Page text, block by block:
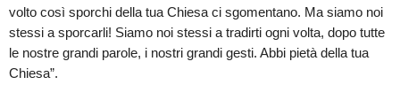
volto così sporchi della tua Chiesa ci sgomentano. Ma siamo noi
stessi a sporcarli! Siamo noi stessi a tradirti ogni volta, dopo tutte
le nostre grandi parole, i nostri grandi gesti. Abbi pietà della tua
Chiesa”.